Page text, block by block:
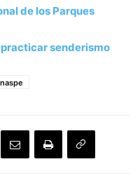
de los Parques
senderismo